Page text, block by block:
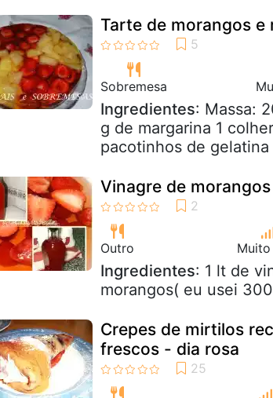
Tarte de morangos e
Sobremesa
Ingredientes: Massa:
g de margarina 1
pacotinhos de
Vinagre de morangos
Outro Muito
Ingredientes: 1 lt de
morangos( eu usei
Crepes de mirtilos
frescos - dia rosa